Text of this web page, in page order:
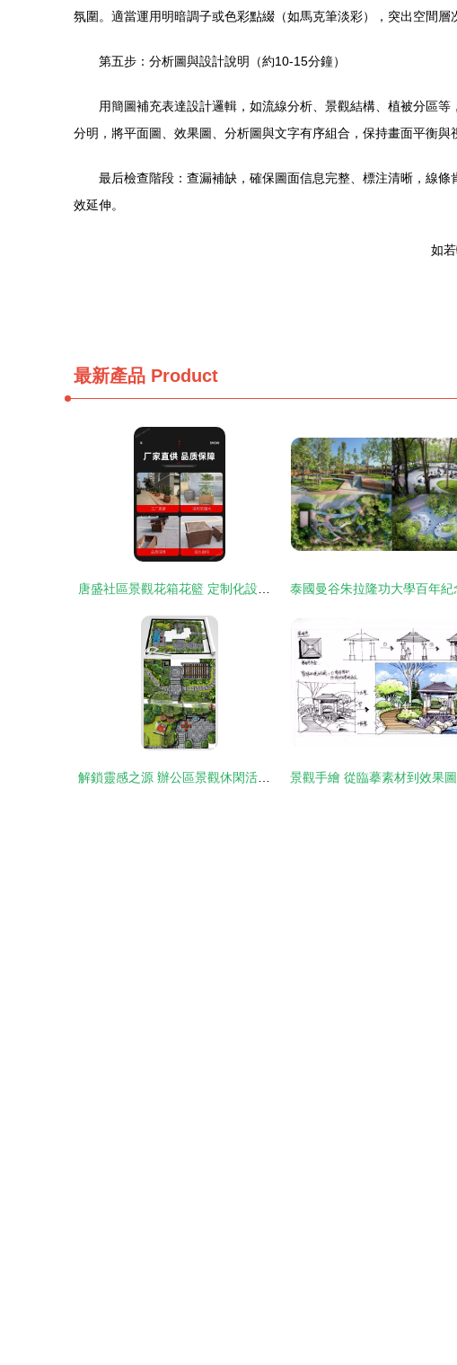
氛圍。適當運用明暗調子或色彩點綴（如馬克筆淡彩），突出空間
第五步：分析圖與設計說明（約10-15分鐘）
用簡圖補充表達設計邏輯，如流線分析、景觀結構、植被分區
分明，將平面圖、效果圖、分析圖與文字有序組合，保持畫面平衡與
最后檢查階段：查漏補缺，確保圖面信息完整、標注清晰，線
效延伸。
如
最新產品 Product